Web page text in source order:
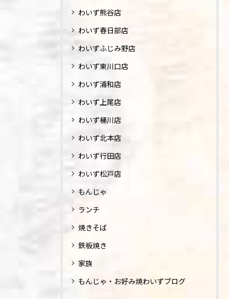
わいず熊谷店
わいず春日部店
わいずふじみ野店
わいず東川口店
わいず浦和店
わいず上尾店
わいず桶川店
わいず北本店
わいず行田店
わいず松戸店
もんじゃ
ランチ
焼きそば
鉄板焼き
家族
もんじゃ・お好み焼わいずブログ